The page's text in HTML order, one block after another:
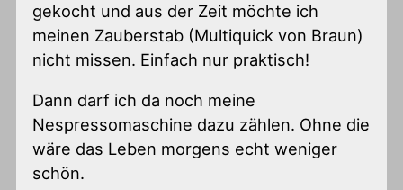
gekocht und aus der Zeit möchte ich
meinen Zauberstab (Multiquick von Braun)
nicht missen. Einfach nur praktisch!
Dann darf ich da noch meine
Nespressomaschine dazu zählen. Ohne die
wäre das Leben morgens echt weniger
schön.